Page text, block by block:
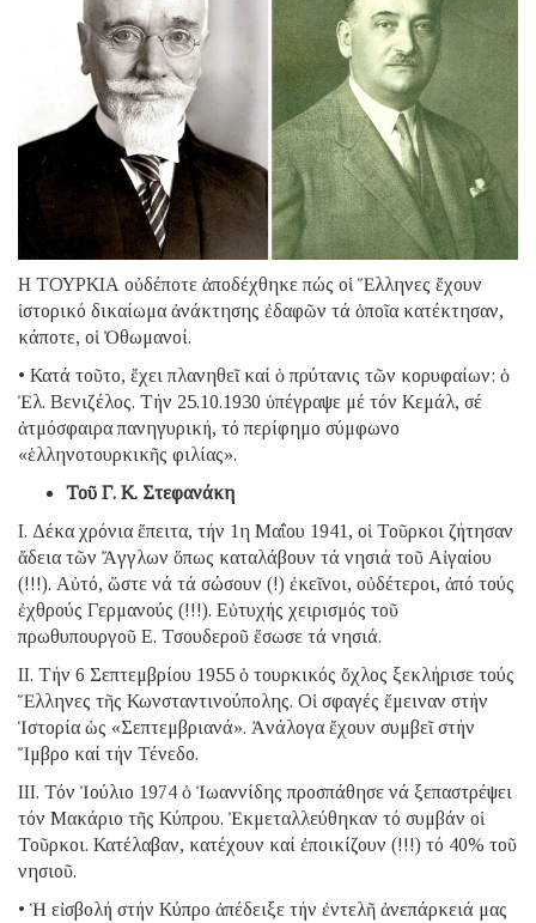
Η ΤΟΥΡΚΙΑ οὐδέποτε ἀποδέχθηκε πώς οἱ Ἕλληνες ἔχουν
ἱστορικό δικαίωμα ἀνάκτησης ἐδαφῶν τά ὁποῖα κατέκτησαν,
κάποτε, οἱ Ὀθωμανοί.
• Κατά τοῦτο, ἔχει πλανηθεῖ καί ὁ πρύτανις τῶν κορυφαίων: ὁ
Ἐλ. Βενιζέλος. Τήν 25.10.1930 ὑπέγραψε μέ τόν Κεμάλ, σέ
ἀτμόσφαιρα πανηγυρική, τό περίφημο σύμφωνο
«ἑλληνοτουρκικῆς φιλίας».
Τοῦ Γ. Κ. Στεφανάκη
Ι. Δέκα χρόνια ἔπειτα, τήν 1η Μαΐου 1941, οἱ Τοῦρκοι ζήτησαν
ἄδεια τῶν Ἄγγλων ὅπως καταλάβουν τά νησιά τοῦ Αἰγαίου
(!!!). Αὐτό, ὥστε νά τά σώσουν (!) ἐκεῖνοι, οὐδέτεροι, ἀπό τούς
ἐχθρούς Γερμανούς (!!!). Εὐτυχής χειρισμός τοῦ
πρωθυπουργοῦ Ε. Τσουδεροῦ ἔσωσε τά νησιά.
ΙΙ. Τήν 6 Σεπτεμβρίου 1955 ὁ τουρκικός ὄχλος ξεκλήρισε τούς
Ἕλληνες τῆς Κωνσταντινούπολης. Οἱ σφαγές ἔμειναν στήν
Ἱστορία ὡς «Σεπτεμβριανά». Ἀνάλογα ἔχουν συμβεῖ στήν
Ἴμβρο καί τήν Τένεδο.
IΙΙ. Τόν Ἰούλιο 1974 ὁ Ἰωαννίδης προσπάθησε νά ξεπαστρέψει
τόν Μακάριο τῆς Κύπρου. Ἐκμεταλλεύθηκαν τό συμβάν οἱ
Τοῦρκοι. Κατέλαβαν, κατέχουν καί ἐποικίζουν (!!!) τό 40% τοῦ
νησιοῦ.
• Ἡ εἰσβολή στήν Κύπρο ἀπέδειξε τήν ἐντελῆ ἀνεπάρκειά μας